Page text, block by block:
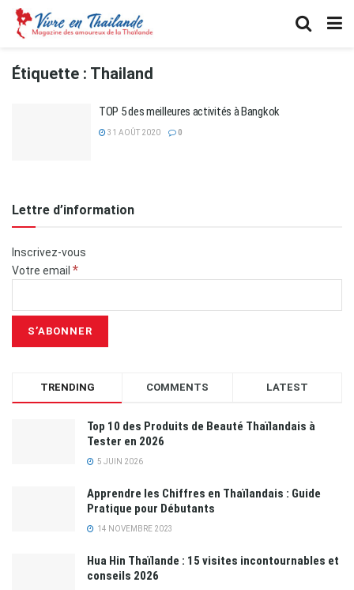
Étiquette : Thailand
TOP 5 des meilleures activités à Bangkok
31 AOÛT 2020 0
Lettre d’information
Inscrivez-vous
Votre email *
TRENDING COMMENTS LATEST
Top 10 des Produits de Beauté Thaïlandais à
Tester en 2026
5 JUIN 2026
Apprendre les Chiffres en Thaïlandais : Guide
Pratique pour Débutants
14 NOVEMBRE 2023
Hua Hin Thaïlande : 15 visites incontournables et
conseils 2026